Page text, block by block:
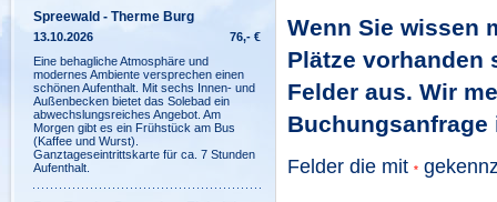
Wenn Sie wissen
Plätze vorhanden
Felder aus. Wir
Felder die mit *
Spreewald - Therme Burg
13.10.2026
76,- €
Eine behagliche Atmosphäre und
modernes Ambiente versprechen einen
schönen Aufenthalt. Mit sechs Innen- und
Außenbecken bietet das Solebad ein
abwechslungsreiches Angebot. Am
Morgen gibt es ein Frühstück am Bus
(Kaffee und Wurst).
Ganztageseintrittskarte für ca. 7 Stunden
Aufenthalt.